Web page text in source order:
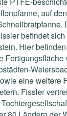
auf
befindet
Hier
Fertigungsfläche
eine weitere
Fissler